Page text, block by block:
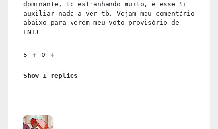
dominante, to estranhando muito, e esse Si
auxiliar nada a ver tb. Vejam meu comentário
abaixo para verem meu voto provisório de
ENTJ
5 0
Show 1 replies